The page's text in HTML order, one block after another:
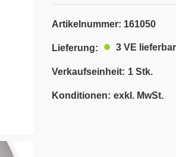
Artikelnummer: 161050
Lieferung: 3 VE lieferbar
Verkaufseinheit: 1 Stk.
Konditionen: exkl. MwSt.